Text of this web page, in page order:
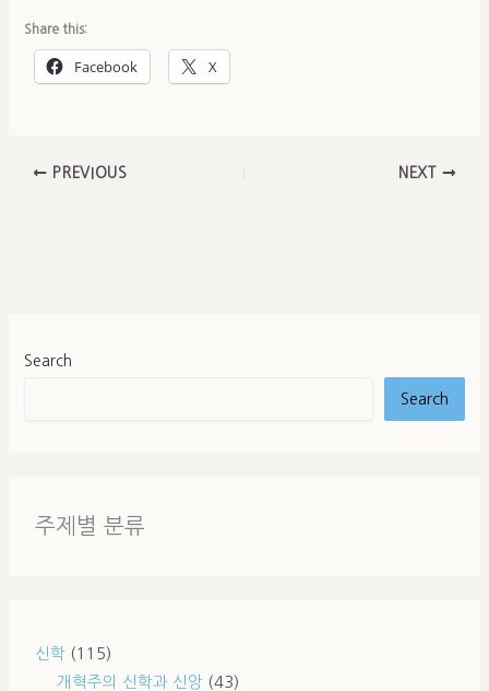
Share this:
Facebook X
PREVIOUS NEXT
Search
Search
주제별 분류
신학 (115)
개혁주의 신학과 신앙 (43)